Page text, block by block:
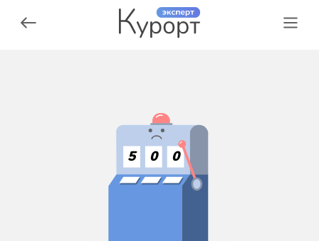
5 0 0